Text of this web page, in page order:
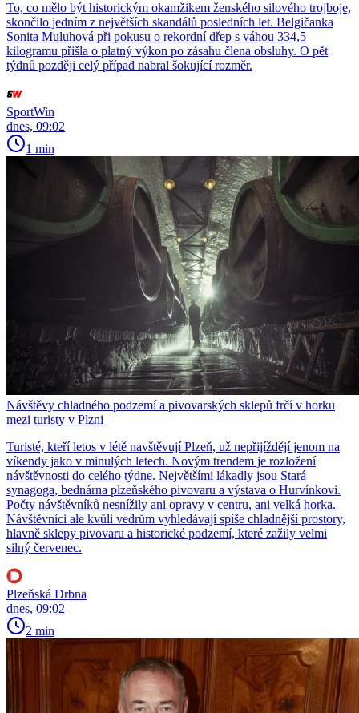
To, co mělo být historickým okamžikem ženského silového trojboje,
skončilo jedním z největších skandálů posledních let. Belgičanka
Sonita Muluhová při pokusu o rekordní dřep s váhou 334,5
kilogramu přišla o platný výkon po zásahu člena obsluhy. O pět
týdnů později celý případ nabral šokující rozměr.
SportWin
dnes, 09:02
1 min
Návštěvy chladného podzemí a pivovarských sklepů frčí v horku
mezi turisty v Plzni
Turisté, kteří letos v létě navštěvují Plzeň, už nepřijíždějí jenom na
víkendy jako v minulých letech. Novým trendem je rozložení
návštěvnosti do celého týdne. Největšími lákadly jsou Stará
synagoga, bednárna plzeňského pivovaru a výstava o Hurvínkovi.
Počty návštěvníků nesnížily ani opravy v centru, ani velká horka.
Návštěvníci ale kvůli vedrům vyhledávají spíše chladnější prostory,
hlavně sklepy pivovaru a historické podzemí, které zažily velmi
silný červenec.
Plzeňská Drbna
dnes, 09:02
2 min